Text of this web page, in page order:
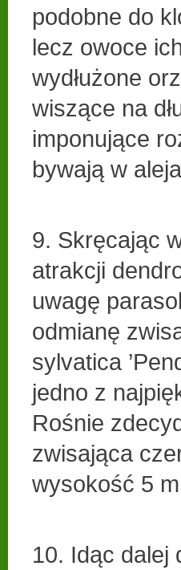
podobne do
lecz owoce
wydłużone
wiszące na
imponujące
bywają w
9. Skręcając
atrakcji
uwagę
odmianę
sylvatica
jedno z
Rośnie
zwisająca
wysokość 5
10. Idąc dalej